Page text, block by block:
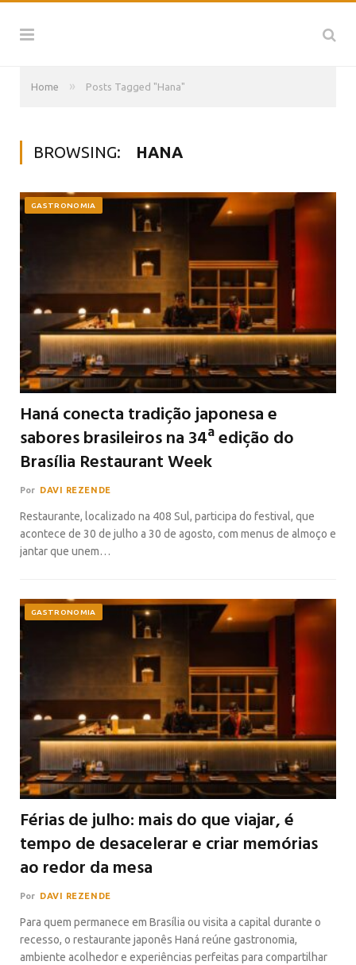
Home » Posts Tagged "Hana"
BROWSING: HANA
GASTRONOMIA
Haná conecta tradição japonesa e
sabores brasileiros na 34ª edição do
Brasília Restaurant Week
Por DAVI REZENDE
Restaurante, localizado na 408 Sul, participa do festival, que
acontece de 30 de julho a 30 de agosto, com menus de almoço e
jantar que unem…
GASTRONOMIA
Férias de julho: mais do que viajar, é
tempo de desacelerar e criar memórias
ao redor da mesa
Por DAVI REZENDE
Para quem permanece em Brasília ou visita a capital durante o
recesso, o restaurante japonês Haná reúne gastronomia,
ambiente acolhedor e experiências perfeitas para compartilhar